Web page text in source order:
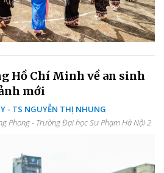
Hồ Chí Minh về an sinh
mới
- TS NGUYỄN THỊ NHUNG
Phong - Trường Đại học Sư Phạm Hà Nội 2